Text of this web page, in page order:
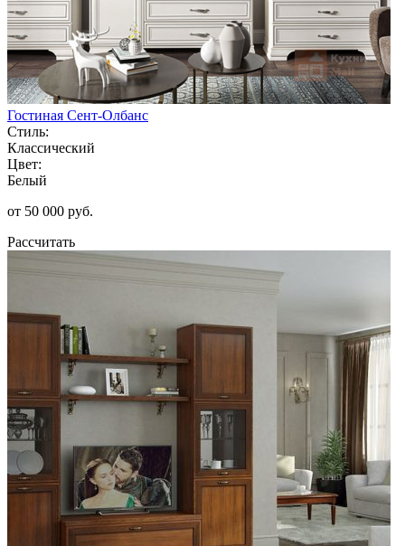
Гостиная Сент-Олбанс
Стиль:
Классический
Цвет:
Белый
от 50 000 руб.
Рассчитать